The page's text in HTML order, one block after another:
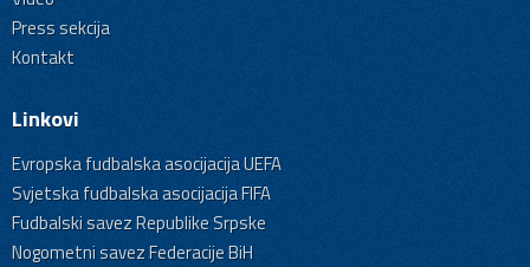
Press sekcija
Kontakt
Linkovi
Evropska fudbalska asocijacija UEFA
Svjetska fudbalska asocijacija FIFA
Fudbalski savez Republike Srpske
Nogometni savez Federacije BiH